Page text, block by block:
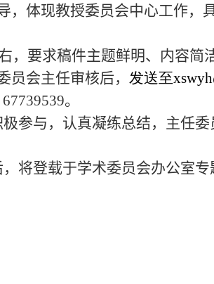
，体现教授委员会中心工作，
，要求稿件主题鲜明、内容简
员会主任审核后， 发送至
。
参与，认真凝练总结，主任
将登载于学术委员会办公室专